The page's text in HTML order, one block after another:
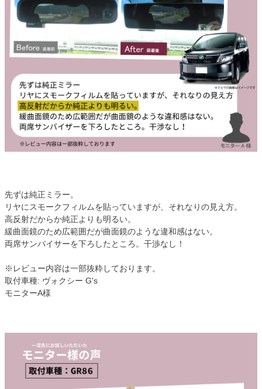
先ずは純正ミラー。
リヤにスモークフィルムを貼っていますが、それなりの見え方。
高反射だからか純正よりも明るい。
緩曲面鏡のため広範囲だが曲面鏡のような違和感はない。
両席サンバイサーを下ろしたところ。干渉なし！
※レビュー内容は一部抜粋しております。
取付車種: ヴォクシー G's
モニターA様